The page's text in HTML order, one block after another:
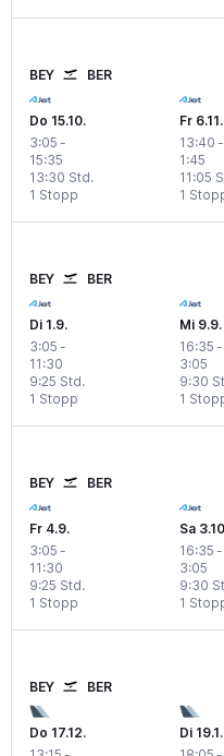
BEY BER
Do 15.10.
3:05 -
15:35
1 Stopp
13:30 Std.
Fr 6.11.
13:40 -
1:45
1
11:05
BEY BER
Di 1.9.
3:05 -
11:30
1 Stopp
9:25 Std.
Mi 9.9.
16:35 -
3:05
1
9:30
BEY BER
Fr 4.9.
3:05 -
11:30
1 Stopp
9:25 Std.
Sa
16:35 -
3:05
1
9:30
BEY BER
Do 17.12.
Di 19.1.